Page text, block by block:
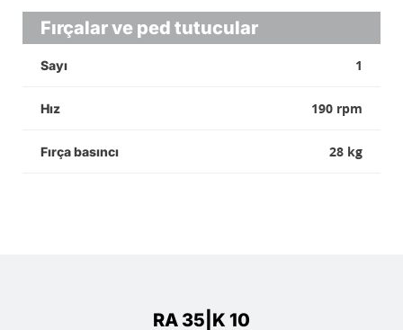
Fırçalar ve ped tutucular
Sayı 1
Hız 190 rpm
Fırça basıncı 28 kg
RA 35|K 10